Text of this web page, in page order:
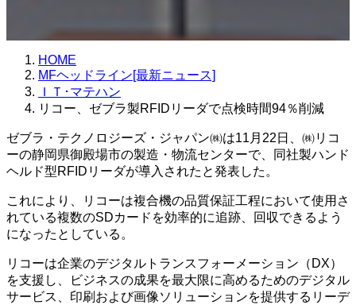
HOME
MFヘッドライン[最新ニュース]
ＩＴ･マテハン
リコー、ゼブラ製RFIDリーダで点検時間94％削減
ゼブラ・テクノロジーズ・ジャパン㈱は11月22日、㈱リコ
ーの静岡県御殿場市の製造・物流センターで、同社製ハンド
ヘルド型RFIDリーダが導入されたと発表した。
これにより、リコーは複合機の品質保証工程において使用さ
れている複数のSDカードを効率的に追跡、回収できるよう
になったとしている。
リコーは企業のデジタルトランスフォーメーション（DX）
を支援し、ビジネスの成果を最大限に高めるためのデジタル
サービス、印刷および画像ソリューションを提供するリーデ